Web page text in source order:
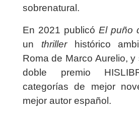
sobrenatural.
En 2021 publicó El puño
un thrillerhistórico
Roma de Marco Aurelio,
doble premio
categorías de mejor
mejor autor español.